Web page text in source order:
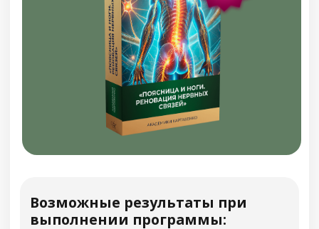
Уйдут неприятные ощущения внизу
живота, улучшится общее состояние
Цвет мочи станет светлым и
естественным, уйдёт неприятный
запах, мутность, осадок
Исчезнет тревожность из-за страха,
что «опять приспичит» в неудобный
Вернётся нормальный сон, больше не
позывов